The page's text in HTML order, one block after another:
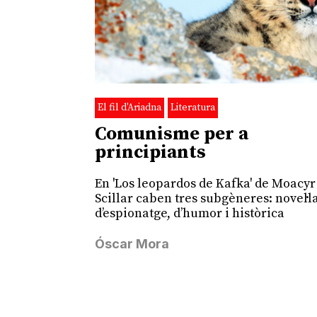
El fil d'Ariadna Literatura
Comunisme per a
principiants
En 'Los leopardos de Kafka' de Moacyr
Scillar caben tres subgèneres:
d’espionatge, d’humor i històrica
Óscar Mora